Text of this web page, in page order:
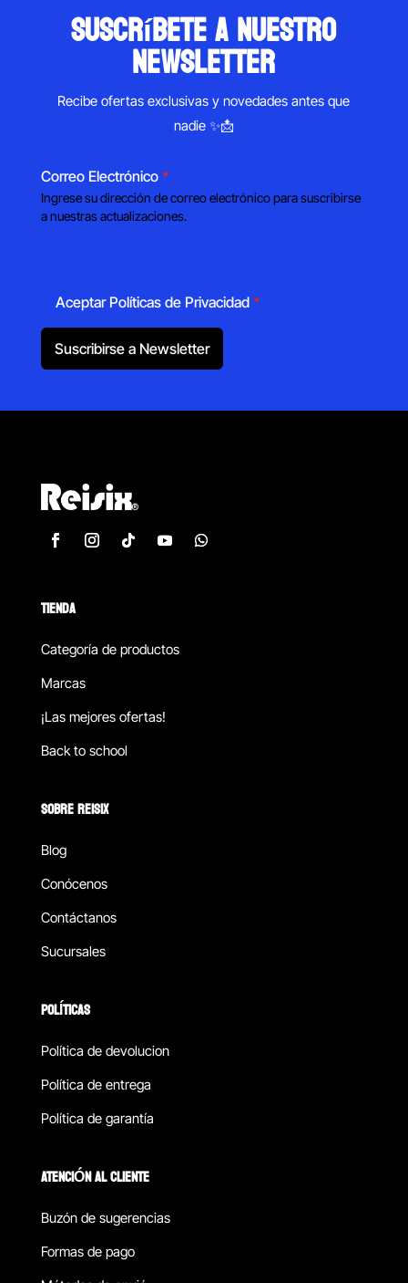
suscríbete a nuestro
newsletter
Recibe ofertas exclusivas y novedades antes que
nadie ✨📩
Correo Electrónico *
Ingrese su dirección de correo electrónico para suscribirse
a nuestras actualizaciones.
Aceptar Políticas de Privacidad *
Suscribirse a Newsletter
TIENDA
Categoría de productos
Marcas
¡Las mejores ofertas!
Back to school
SOBRE REISIX
Blog
Conócenos
Contáctanos
Sucursales
POLÍTICAS
Política de devolucion
Política de entrega
Política de garantía
ATENCIÓN AL CLIENTE
Buzón de sugerencias
Formas de pago